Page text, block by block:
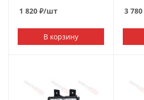
1 820 ₽/шт
В корзину
3 780